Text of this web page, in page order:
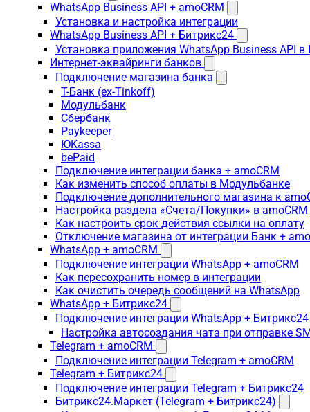
WhatsApp Business API + amoCRM
Установка и настройка интеграции
WhatsApp Business API + Битрикс24
Установка приложения WhatsApp Business API
Интернет-эквайринги банков
Подключение магазина банка
Т-Банк (ex-Tinkoff)
Модульбанк
Сбербанк
Paykeeper
ЮKassa
bePaid
Подключение интеграции банка + amoCRM
Как изменить способ оплаты в Модульбанке
Подключение дополнительного магазина к
Настройка раздела «Счета/Покупки» в amoCRM
Как настроить срок действия ссылки на оплату
Отключение магазина от интеграции Банк +
WhatsApp + amoCRM
Подключение интеграции WhatsApp + amoCRM
Как пересохранить номер в интеграции
Как очистить очередь сообщений на WhatsApp
WhatsApp + Битрикс24
Подключение интеграции WhatsApp + Битрикс24
Настройка автосоздания чата при отправке
Telegram + amoCRM
Подключение интеграции Telegram + amoCRM
Telegram + Битрикс24
Подключение интеграции Telegram + Битрикс24
Битрикс24.Маркет (Telegram + Битрикс24)